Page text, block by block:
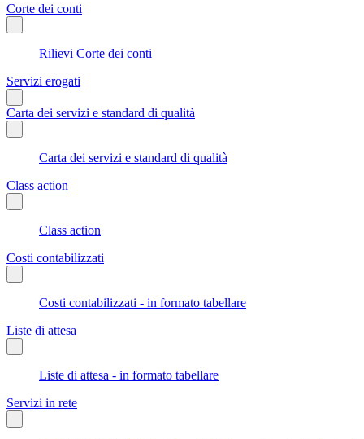
Corte dei conti
Rilievi Corte dei conti
Servizi erogati
Carta dei servizi e standard di qualità
Carta dei servizi e standard di qualità
Class action
Class action
Costi contabilizzati
Costi contabilizzati - in formato tabellare
Liste di attesa
Liste di attesa - in formato tabellare
Servizi in rete